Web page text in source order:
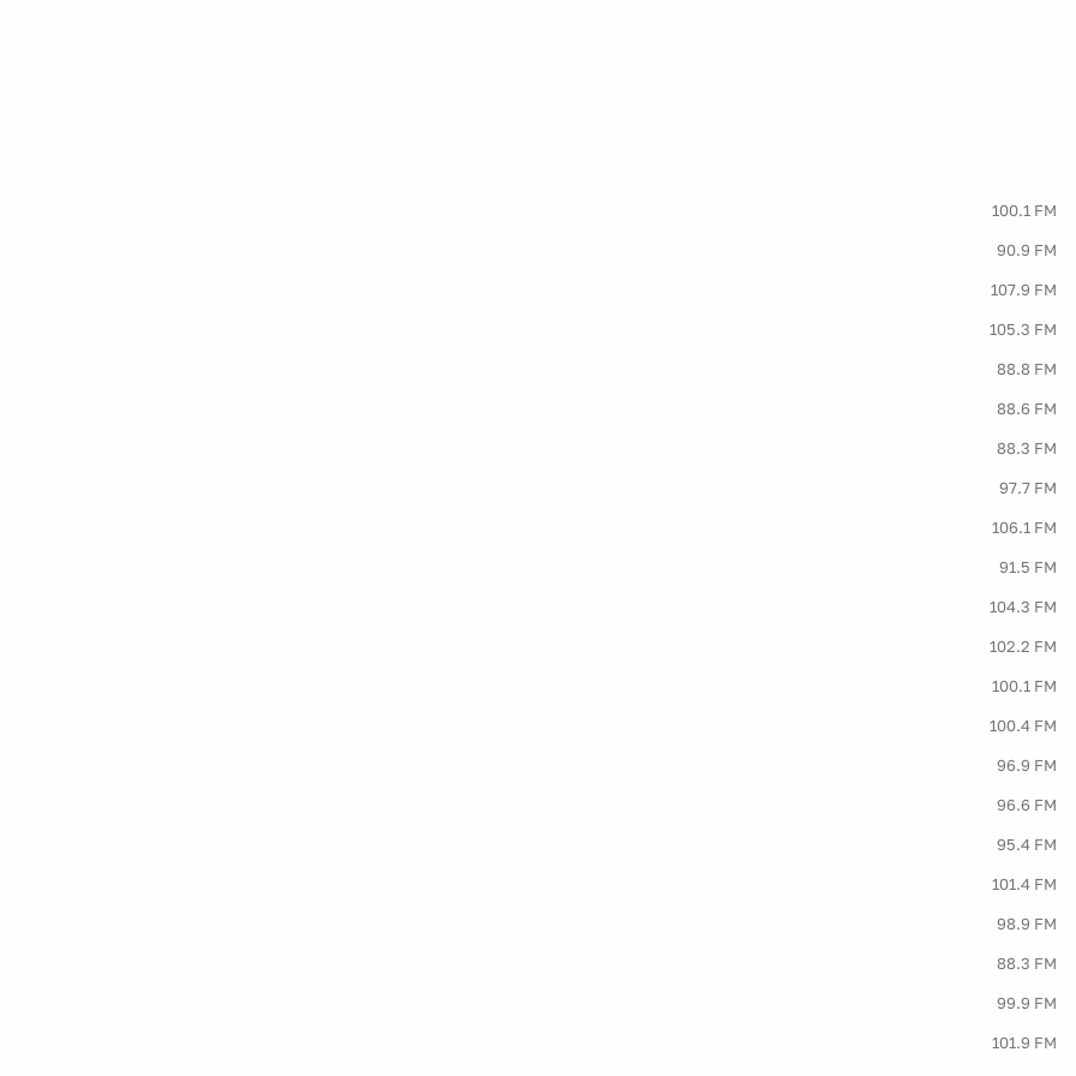
100.1 FM
90.9 FM
107.9 FM
105.3 FM
88.8 FM
88.6 FM
88.3 FM
97.7 FM
106.1 FM
91.5 FM
104.3 FM
102.2 FM
100.1 FM
100.4 FM
96.9 FM
96.6 FM
95.4 FM
101.4 FM
98.9 FM
88.3 FM
99.9 FM
101.9 FM